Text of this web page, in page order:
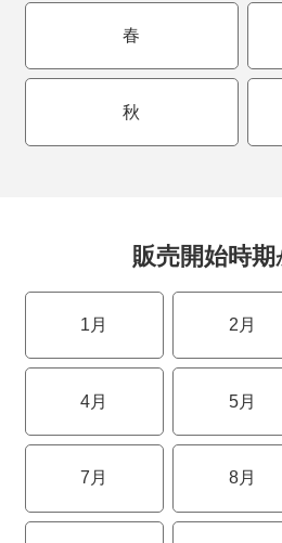
春
秋
販売開始時期
1月 2月
4月 5月
7月 8月